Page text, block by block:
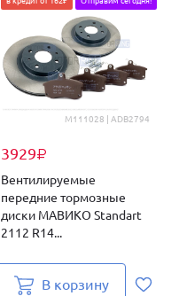
M111028 | ADB2794
3929₽
Вентилируемые
передние тормозные
диски МАВИКО Standart
2112 R14...
В корзину